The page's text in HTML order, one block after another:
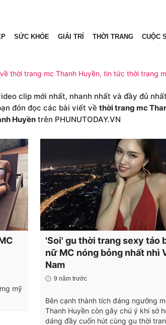
SỨC KHỎE GIẢI TRÍ THỜI TRANG CUỘC
thời trang mc Thanh Huyền, tin tức thời trang
clip mới nhất, nhanh nhất và đầy đủ
đón đọc các bài viết về thời trang mc
Huyền trên PHUNUTODAY.VN
mỹ
'Soi' gu thời trang sexy táo
nữ MC nóng bỏng nhất nhì
Nam
9 năm trước
Bên cạnh thành tích đáng ngưỡng
Thanh Huyền còn gây chú ý khi sở
dáng đầy cuốn hút cùng gu thời